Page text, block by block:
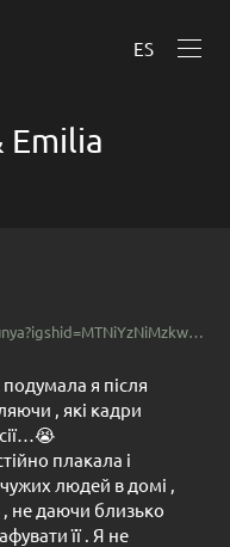
ES
Emilia
instagram.com/anastasiyabunya?igshid=MTNiYzNiMzkwZA%3D%3D&utm_source=qr
я після
, які кадри
плакала і
людей в домі ,
, не даючи близько
її . Я не